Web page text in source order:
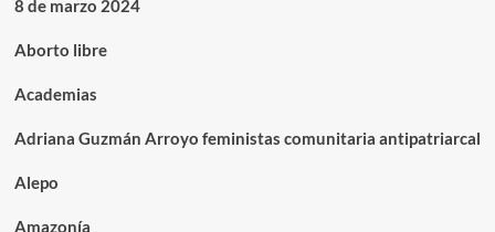
8 de marzo 2024
Aborto libre
Academias
Adriana Guzmán Arroyo feministas comunitaria antipatriarcal
Alepo
Amazonía